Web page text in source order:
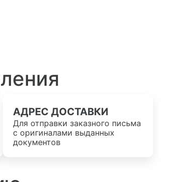
АДРЕС ДОСТАВКИ
Для отправки заказного письма
с оригиналами выданных
документов